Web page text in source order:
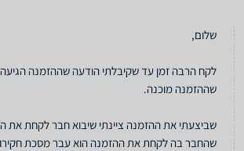
לקח הרבה זמן עד שקיבלתי הודעה שההזמנה
שהחבר בה לקחת את ההזמנה הוא עבר מסכת